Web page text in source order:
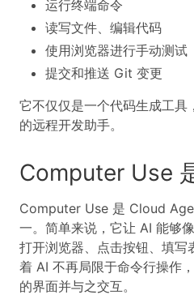
运行终端命令
读写文件、编辑代码
使用浏览器进行手动测试
提交和推送 Git 变更
它不仅仅是一个代码生成工具
的远程开发助手。
Computer Use
Computer Use 是 Cloud
一。简单来说，它让 AI 能够
打开浏览器、点击按钮、填写
着 AI 不再局限于命令行操作
的界面并与之交互。